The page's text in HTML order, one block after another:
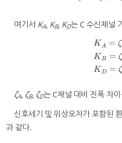
여기서 KA, KB, KD는 C 수신채널
K A = ζ
K B = ζ
K D = ζ
KA=ζ Ae j
ζA, ζB, ζD는 C채널 대비 진폭 차
신호세기 및 위상오차가 포함된
과 같다.